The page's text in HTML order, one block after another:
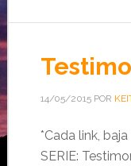
14/05/2015POR
*Cada link,
SERIE: